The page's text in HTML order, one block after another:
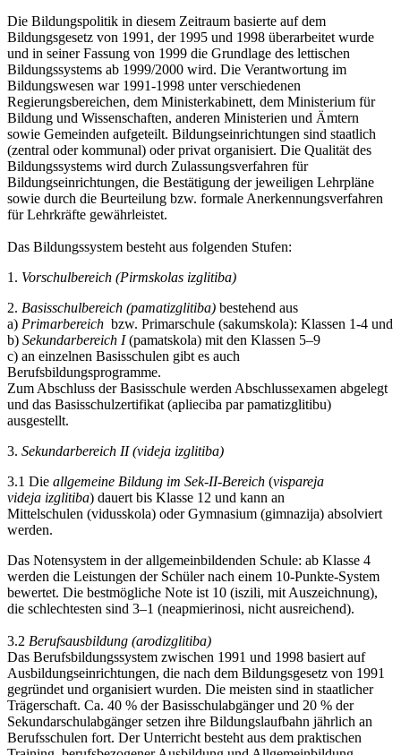
Die Bildungspolitik in diesem Zeitraum basierte auf dem
Bildungsgesetz von 1991, der 1995 und 1998 überarbeitet wurde
und in seiner Fassung von 1999 die Grundlage des lettischen
Bildungssystems ab 1999/2000 wird. Die Verantwortung im
Bildungswesen war 1991-1998 unter verschiedenen
Regierungsbereichen, dem Ministerkabinett, dem Ministerium für
Bildung und Wissenschaften, anderen Ministerien und Ämtern
sowie Gemeinden aufgeteilt. Bildungseinrichtungen sind staatlich
(zentral oder kommunal) oder privat organisiert. Die Qualität des
Bildungssystems wird durch Zulassungsverfahren für
Bildungseinrichtungen, die Bestätigung der jeweiligen Lehrpläne
sowie durch die Beurteilung bzw. formale Anerkennungsverfahren
für Lehrkräfte gewährleistet.
Das Bildungssystem besteht aus folgenden Stufen:
1. Vorschulbereich (Pirmskolas izglitiba)
2. Basisschulbereich (pamatizglitiba) bestehend aus
a) Primarbereich bzw. Primarschule (sakumskola): Klassen 1-4 und
b) Sekundarbereich I(pamatskola) mit den Klassen 5–9
c) an einzelnen Basisschulen gibt es auch
Berufsbildungsprogramme.
Zum Abschluss der Basisschule werden Abschlussexamen abgelegt
und das Basisschulzertifikat (aplieciba par pamatizglitibu)
ausgestellt.
3. Sekundarbereich II (videja izglitiba)
3.1 Die allgemeine Bildung im Sek-II-Bereich (vispareja
videja izglitiba) dauert bis Klasse 12 und kann an
Mittelschulen (vidusskola) oder Gymnasium (gimnazija) absolviert
werden.
Das Notensystem in der allgemeinbildenden Schule: ab Klasse 4
werden die Leistungen der Schüler nach einem 10-Punkte-System
bewertet. Die bestmögliche Note ist 10 (iszili, mit Auszeichnung),
die schlechtesten sind 3–1 (neapmierinosi, nicht ausreichend).
3.2 Berufsausbildung (arodizglitiba)
Das Berufsbildungssystem zwischen 1991 und 1998 basiert auf
Ausbildungseinrichtungen, die nach dem Bildungsgesetz von 1991
gegründet und organisiert wurden. Die meisten sind in staatlicher
Trägerschaft. Ca. 40 % der Basisschulabgänger und 20 % der
Sekundarschulabgänger setzen ihre Bildungslaufbahn jährlich an
Berufsschulen fort. Der Unterricht besteht aus dem praktischen